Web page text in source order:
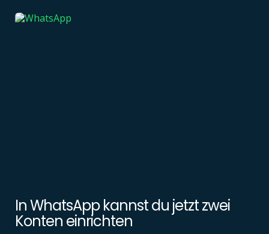
In WhatsApp kannst du jetzt zwei
Konten einrichten